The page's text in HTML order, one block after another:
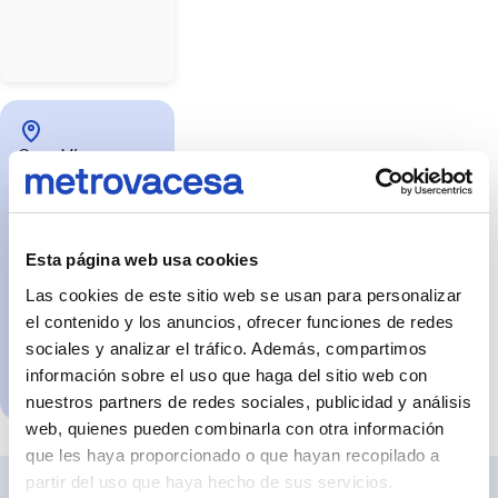
Esta página web usa cookies
Las cookies de este sitio web se usan para personalizar
el contenido y los anuncios, ofrecer funciones de redes
sociales y analizar el tráfico. Además, compartimos
información sobre el uso que haga del sitio web con
nuestros partners de redes sociales, publicidad y análisis
web, quienes pueden combinarla con otra información
que les haya proporcionado o que hayan recopilado a
partir del uso que haya hecho de sus servicios.
Gran Vía
Marqués del
De Lunes a Viernes
16h a 19h Sábados
de 10h a 13,30h
Pedir cita
expresamente.
Las
imágenes
pueden
no
reflejar
materiales
información
características
se
concretarán
contractual